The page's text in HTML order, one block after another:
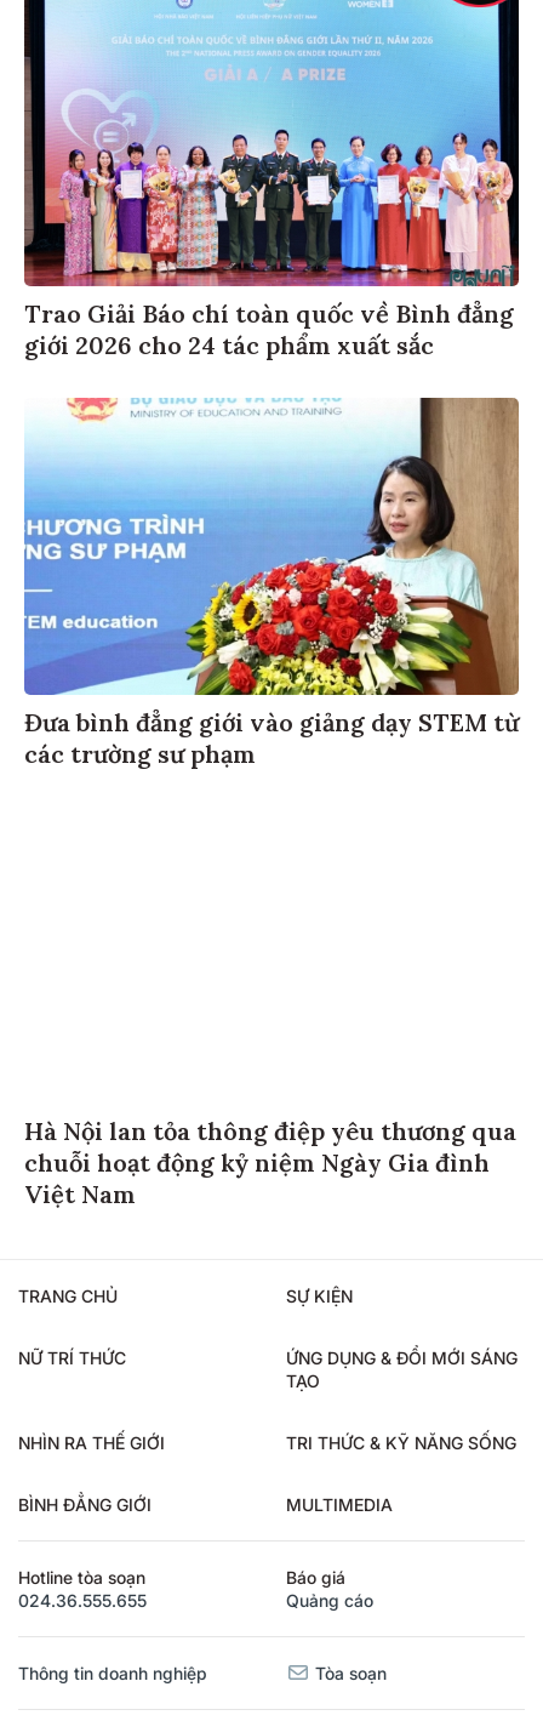
Trao Giải Báo chí toàn quốc về Bình đẳng
giới 2026 cho 24 tác phẩm xuất sắc
Đưa bình đẳng giới vào giảng dạy STEM từ
các trường sư phạm
Hà Nội lan tỏa thông điệp yêu thương qua
chuỗi hoạt động kỷ niệm Ngày Gia đình
Việt Nam
TRANG CHỦ SỰ KIỆN
NỮ TRÍ THỨC
ỨNG DỤNG & ĐỔI MỚI SÁNG
TẠO
NHÌN RA THẾ GIỚI TRI THỨC & KỸ NĂNG SỐNG
BÌNH ĐẲNG GIỚI MULTIMEDIA
Hotline tòa soạn
024.36.555.655
Báo giá
Quảng cáo
Thông tin doanh nghiệp Tòa soạn